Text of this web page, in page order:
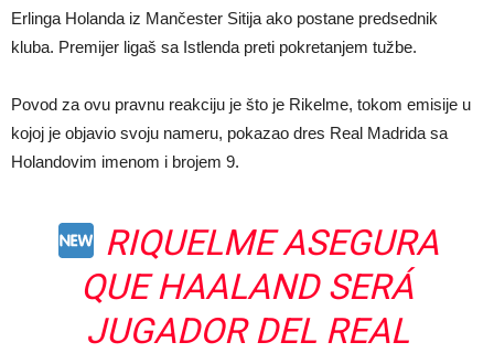
Samo dva igrača u istoriji fudbala izvela su “nemoguće”! Jedan je
Mesi, znate li ko je drugi?
Erlinga Holanda iz Mančester Sitija ako postane predsednik
kluba. Premijer ligaš sa Istlenda preti pokretanjem tužbe.
Povod za ovu pravnu reakciju je što je Rikelme, tokom emisije u
kojoj je objavio svoju nameru, pokazao dres Real Madrida sa
Holandovim imenom i brojem 9.
RIQUELME ASEGURA
QUE HAALAND SERÁ
JUGADOR DEL REAL